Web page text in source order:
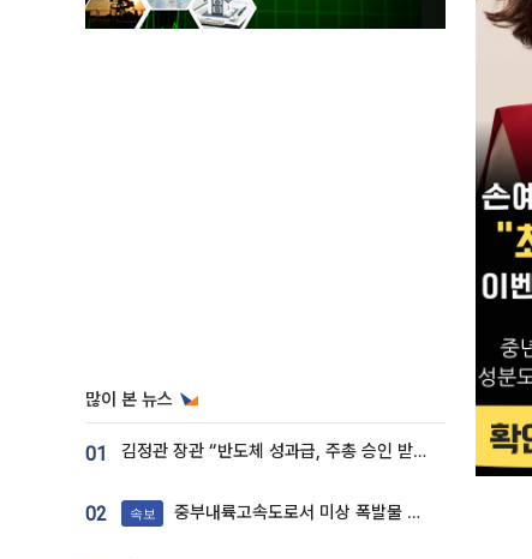
많이 본 뉴스
01 김정관 장관 “반도체 성과급, 주총 승인 받도록”…상법·자본시장법 개정 시사
02 속보 중부내륙고속도로서 미상 폭발물 발견